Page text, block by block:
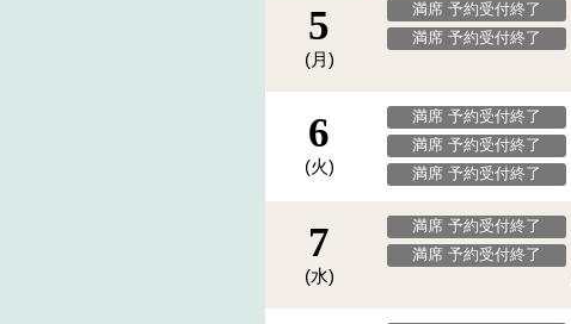
5
(月)
満席 予約受付終了
満席 予約受付終了
6
(火)
満席 予約受付終了
満席 予約受付終了
満席 予約受付終了
7
(水)
満席 予約受付終了
満席 予約受付終了